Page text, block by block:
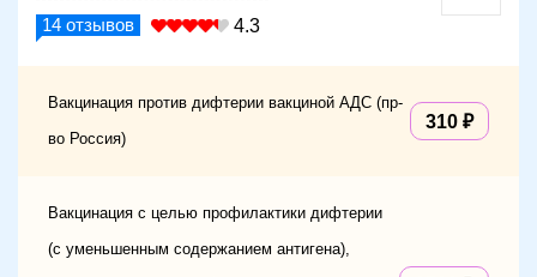
14 отзывов 4.3
Вакцинация против дифтерии вакциной АДС (пр-
во Россия)
310
Вакцинация с целью профилактики дифтерии
(с уменьшенным содержанием антигена),